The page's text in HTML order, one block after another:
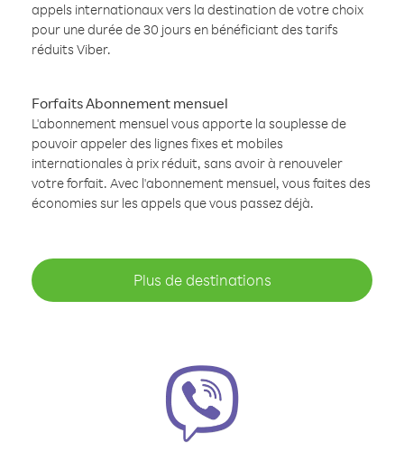
appels internationaux vers la destination de votre choix
pour une durée de 30 jours en bénéficiant des tarifs
réduits Viber.
Forfaits Abonnement mensuel
L'abonnement mensuel vous apporte la souplesse de
pouvoir appeler des lignes fixes et mobiles
internationales à prix réduit, sans avoir à renouveler
votre forfait. Avec l'abonnement mensuel, vous faites des
économies sur les appels que vous passez déjà.
Plus de destinations